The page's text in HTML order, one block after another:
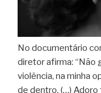
No documentário
diretor afirma: “Não
violência, na minha
de dentro. (…) Adoro